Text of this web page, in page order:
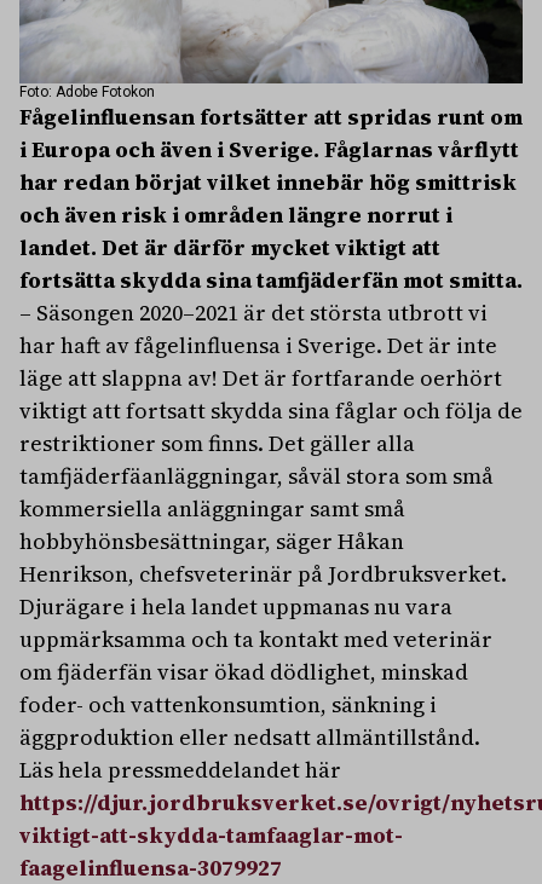
Foto: Adobe Fotokon
Fågelinfluensan fortsätter att spridas runt om
i Europa och även i Sverige. Fåglarnas vårflytt
har redan börjat vilket innebär hög smittrisk
och även risk i områden längre norrut i
landet. Det är därför mycket viktigt att
fortsätta skydda sina tamfjäderfän mot smitta.
– Säsongen 2020–2021 är det största utbrott vi
har haft av fågelinfluensa i Sverige. Det är inte
läge att slappna av! Det är fortfarande oerhört
viktigt att fortsatt skydda sina fåglar och följa de
restriktioner som finns. Det gäller alla
tamfjäderfäanläggningar, såväl stora som små
kommersiella anläggningar samt små
hobbyhönsbesättningar, säger Håkan
Henrikson, chefsveterinär på Jordbruksverket.
Djurägare i hela landet uppmanas nu vara
uppmärksamma och ta kontakt med veterinär
om fjäderfän visar ökad dödlighet, minskad
foder- och vattenkonsumtion, sänkning i
äggproduktion eller nedsatt allmäntillstånd.
Läs hela pressmeddelandet här
https://djur.jordbruksverket.se/ovrigt/
viktigt-att-skydda-tamfaaglar-mot-
faagelinfluensa-3079927